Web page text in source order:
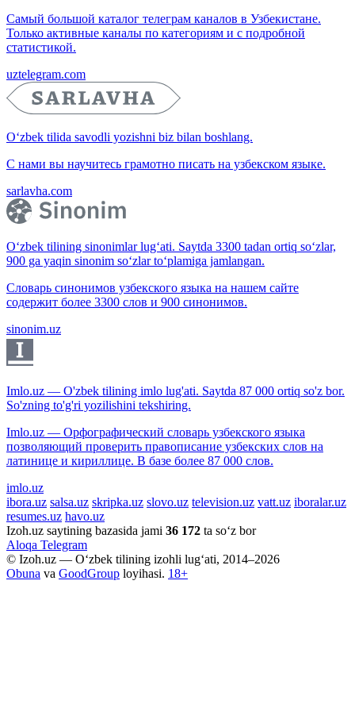
Самый большой каталог телеграм каналов в Узбекистане.
Только активные каналы по категориям и с подробной
статистикой.
uztelegram.com
O‘zbek tilida savodli yozishni biz bilan boshlang.
С нами вы научитесь грамотно писать на узбекском языке.
sarlavha.com
O‘zbek tilining sinonimlar lug‘ati. Saytda 3300 tadan ortiq so‘zlar,
900 ga yaqin sinonim so‘zlar to‘plamiga jamlangan.
Словарь синонимов узбекского языка на нашем сайте
содержит более 3300 слов и 900 синонимов.
sinonim.uz
Imlo.uz — O'zbek tilining imlo lug'ati. Saytda 87 000 ortiq so'z bor.
So'zning to'g'ri yozilishini tekshiring.
Imlo.uz — Орфографический словарь узбекского языка
позволяющий проверить правописание узбекских слов на
латинице и кириллице. В базе более 87 000 слов.
imlo.uz
ibora.uz salsa.uz skripka.uz slovo.uz television.uz vatt.uz iboralar.uz
resumes.uz havo.uz
Izoh.uz saytining bazasida jami 36 172 ta so‘z bor
Aloqa Telegram
© Izoh.uz — O‘zbek tilining izohli lug‘ati, 2014–2026
Obuna va GoodGroup loyihasi. 18+